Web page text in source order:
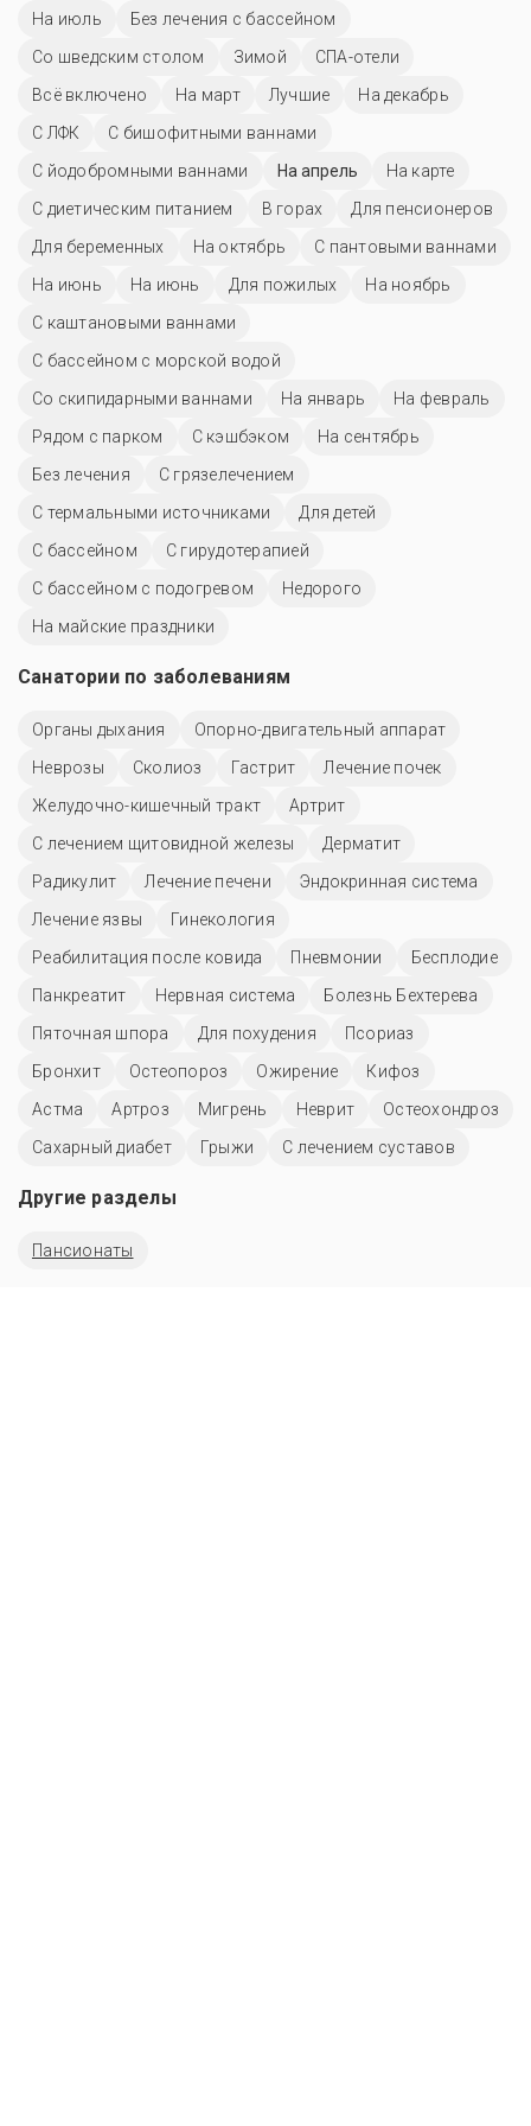
На июль
Без лечения с бассейном
Со шведским столом
Зимой
СПА-отели
Всё включено
На март Лучшие
На декабрь
С ЛФК
С бишофитными ваннами
С йодобромными ваннами
На апрель
На карте
С диетическим питанием
В горах
Для пенсионеров
Для беременных
На октябрь
С пантовыми ваннами
На июнь
На июнь Для пожилых
На ноябрь
С каштановыми ваннами
С бассейном с морской водой
Со скипидарными ваннами
На январь
На февраль
Рядом с парком
С кэшбэком
На сентябрь
Без лечения
С грязелечением
С термальными источниками
Для детей
C бассейном
С гирудотерапией
С бассейном с подогревом
Недорого
На майские праздники
Санатории по заболеваниям
Органы дыхания
Опорно-двигательный аппарат
Неврозы
Сколиоз Гастрит
Лечение почек
Желудочно-кишечный тракт
Артрит
С лечением щитовидной железы
Дерматит
Радикулит
Лечение печени
Эндокринная система
Лечение язвы
Гинекология
Реабилитация после ковида
Пневмонии
Бесплодие
Панкреатит
Нервная система
Болезнь Бехтерева
Пяточная шпора
Для похудения
Псориаз
Бронхит
Остеопороз Ожирение
Кифоз
Астма
Артроз Мигрень Неврит
Остеохондроз
Сахарный диабет
Грыжи С лечением суставов
Другие разделы
Пансионаты